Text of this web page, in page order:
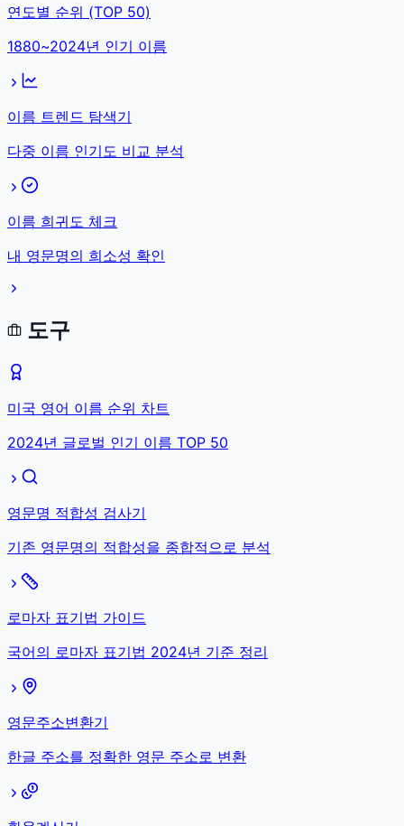
연도별 순위 (TOP 50)
1880~2024년 인기 이름
이름 트렌드 탐색기
다중 이름 인기도 비교 분석
이름 희귀도 체크
내 영문명의 희소성 확인
도구
미국 영어 이름 순위 차트
2024년 글로벌 인기 이름 TOP 50
영문명 적합성 검사기
기존 영문명의 적합성을 종합적으로 분석
로마자 표기법 가이드
국어의 로마자 표기법 2024년 기준 정리
영문주소변환기
한글 주소를 정확한 영문 주소로 변환